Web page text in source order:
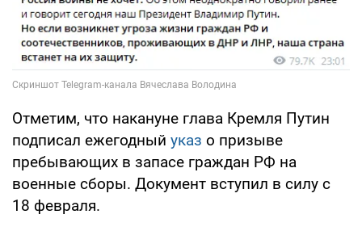
Отметим, что накануне глава Кремля Путин
подписал ежегодный указ о призыве
пребывающих в запасе граждан РФ на
военные сборы. Документ вступил в силу с
18 февраля.